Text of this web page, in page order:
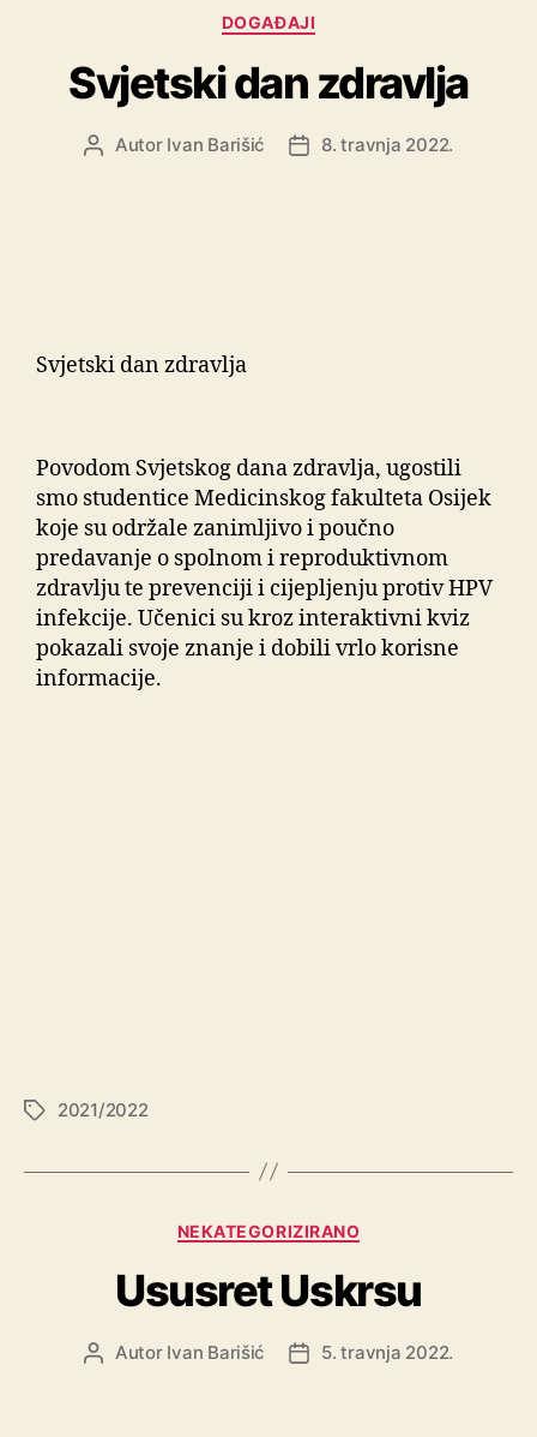
DOGAĐAJI
Svjetski dan zdravlja
Autor Ivan Barišić 8. travnja 2022.
Svjetski dan zdravlja
Povodom Svjetskog dana zdravlja, ugostili
smo studentice Medicinskog fakulteta Osijek
koje su održale zanimljivo i poučno
predavanje o spolnom i reproduktivnom
zdravlju te prevenciji i cijepljenju protiv HPV
infekcije. Učenici su kroz interaktivni kviz
pokazali svoje znanje i dobili vrlo korisne
informacije.
2021/2022
NEKATEGORIZIRANO
Ususret Uskrsu
Autor Ivan Barišić 5. travnja 2022.